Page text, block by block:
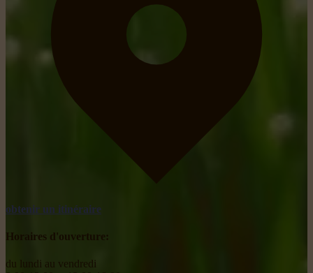
obtenir un itinéraire
Horaires d'ouverture:
du lundi au vendredi